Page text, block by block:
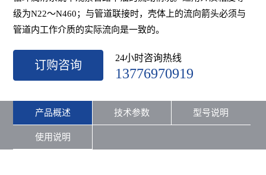
级为N22～N460；与管道联接时，壳体上的流向箭头必须与
管道内工作介质的实际流向是一致的。
订购咨询
24小时咨询热线
13776970919
产品概述 技术参数 型号说明
使用说明